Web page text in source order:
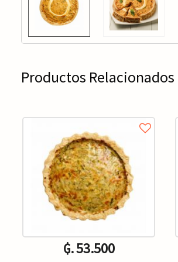
Productos Relacionados
₲. 53.500